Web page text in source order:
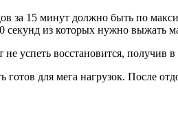
за 15 минут должно быть по
секунд из которых нужно выжать
успеть восстановится, получив в
готов для мега нагрузок. После